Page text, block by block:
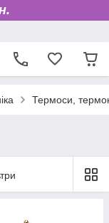
Термоси,